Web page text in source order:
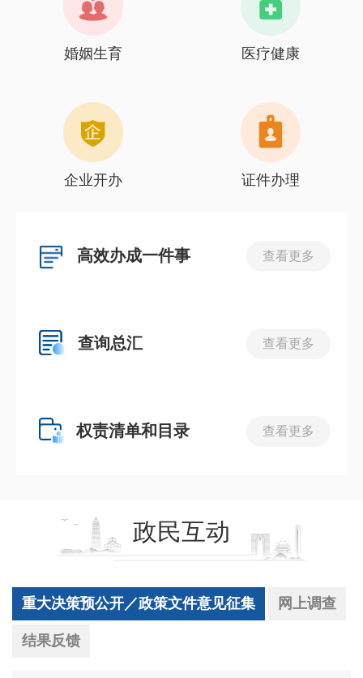
婚姻生育 医疗健康
企业开办 证件办理
高效办成一件事 查看更多
查询总汇 查看更多
权责清单和目录 查看更多
政民互动
重大决策预公开／政策文件意见征集 网上调查
结果反馈